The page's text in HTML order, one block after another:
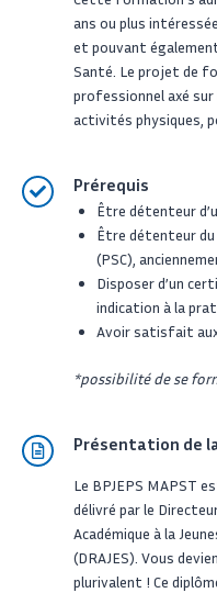
ans ou plus
et pouvant
Santé. Le projet de
professionnel axé
activités physiques,
Prérequis
Être détenteur
Être détenteur du
(PSC),
Disposer d’un
indication à la
Avoir satisfait aux
*possibilité de se
Présentation de
Le BPJEPS MAPST
délivré par le
Académique à la
(DRAJES). Vous
plurivalent ! Ce